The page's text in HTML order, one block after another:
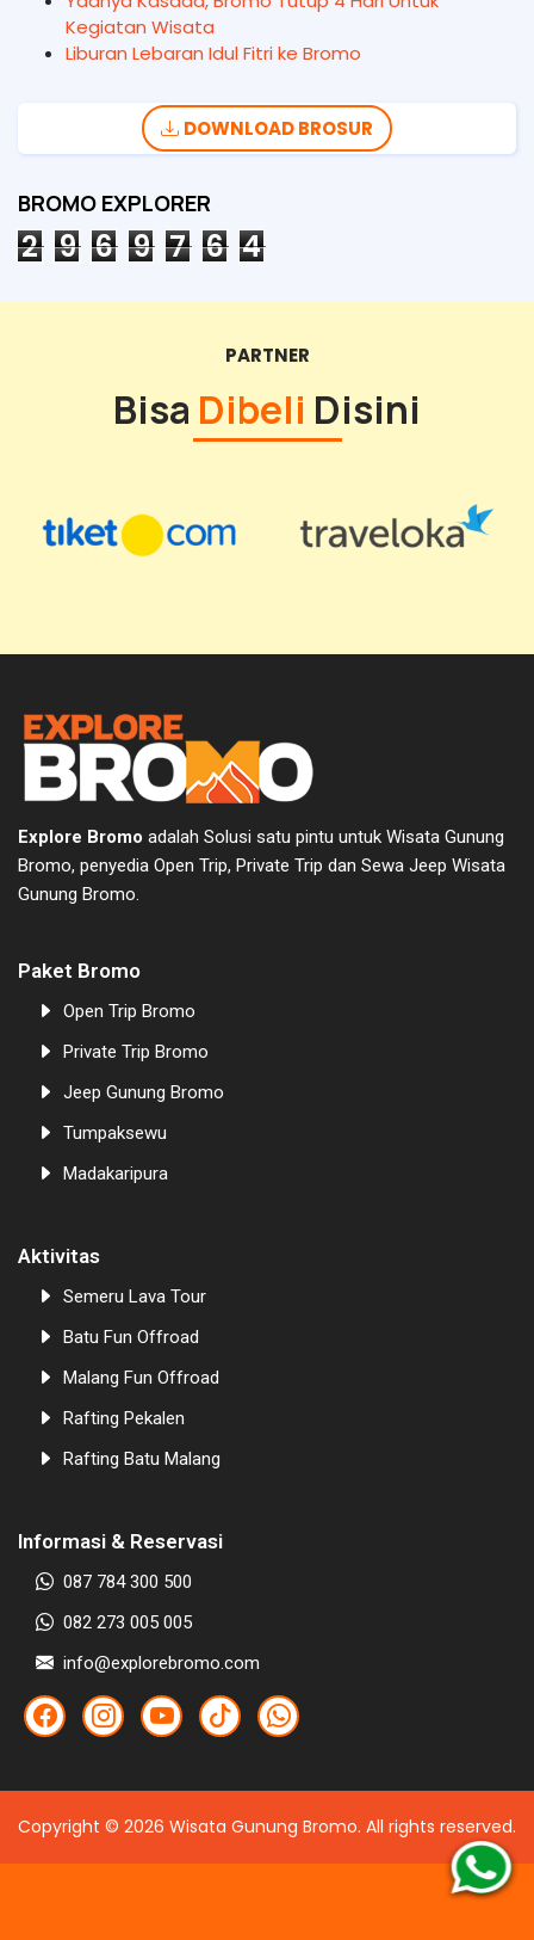
Kegiatan Wisata
Liburan Lebaran Idul Fitri ke Bromo
DOWNLOAD BROSUR
BROMO EXPLORER
2 9 6 9 7 6 4
PARTNER
Bisa Dibeli Disini
Explore Bromo adalah Solusi satu pintu untuk Wisata Gunung
Bromo, penyedia Open Trip, Private Trip dan Sewa Jeep Wisata
Gunung Bromo.
Paket Bromo
Open Trip Bromo
Private Trip Bromo
Jeep Gunung Bromo
Tumpaksewu
Madakaripura
Aktivitas
Semeru Lava Tour
Batu Fun Offroad
Malang Fun Offroad
Rafting Pekalen
Rafting Batu Malang
Informasi & Reservasi
087 784 300 500
082 273 005 005
info@explorebromo.com
Copyright © 2026 Wisata Gunung Bromo. All rights reserved.